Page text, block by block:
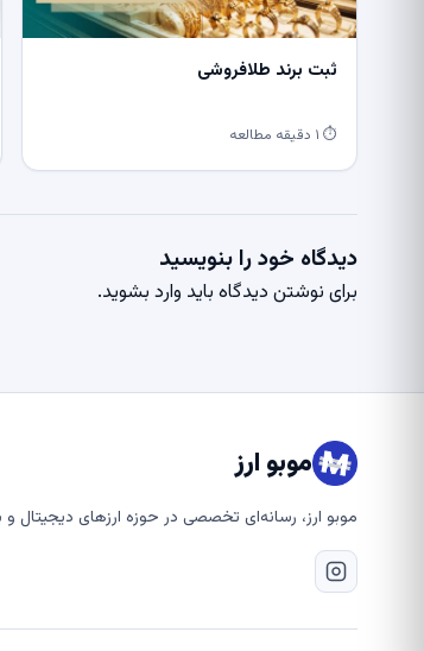
ثبت برند طلافروشی
⏱ ۱ دقیقه مطالعه
دیدگاه خود را بنویسید
برای نوشتن دیدگاه باید وارد بشوید.
موبو ارز
موبو ارز، رسانه‌ای تخصصی در حوزه ارزهای دیجیتال